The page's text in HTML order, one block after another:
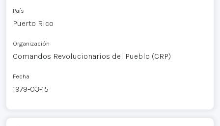
País
Puerto Rico
Organización
Comandos Revolucionarios del Pueblo (CRP)
Fecha
1979-03-15